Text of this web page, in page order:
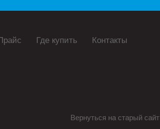
Где купить Контакты
Вернуться на старый сайт